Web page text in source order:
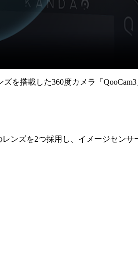
ズを搭載した360度カメラ「
レンズを2つ採用し、イメージセ